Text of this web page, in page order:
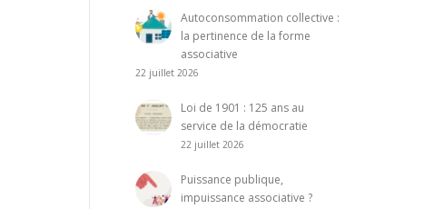
Autoconsommation collective :
la pertinence de la forme
associative
22 juillet 2026
Loi de 1901 : 125 ans au
service de la démocratie
22 juillet 2026
Puissance publique,
impuissance associative ?